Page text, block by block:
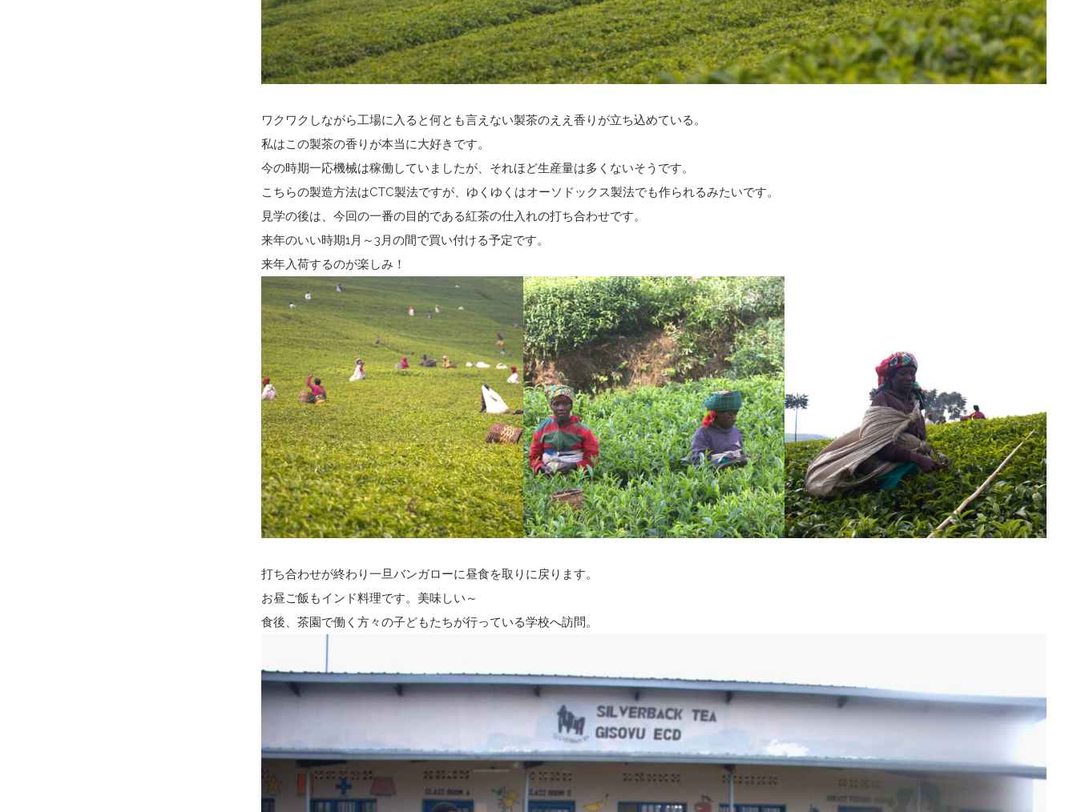
ワクワクしながら工場に入ると何とも言えない製茶のええ香りが立ち込めている。
私はこの製茶の香りが本当に大好きです。
今の時期一応機械は稼働していましたが、それほど生産量は多くないそうです。
こちらの製造方法はCTC製法ですが、ゆくゆくはオーソドックス製法でも作られるみたいです。
見学の後は、今回の一番の目的である紅茶の仕入れの打ち合わせです。
来年のいい時期1月～3月の間で買い付ける予定です。
来年入荷するのが楽しみ！
打ち合わせが終わり一旦バンガローに昼食を取りに戻ります。
お昼ご飯もインド料理です。美味しい～
食後、茶園で働く方々の子どもたちが行っている学校へ訪問。